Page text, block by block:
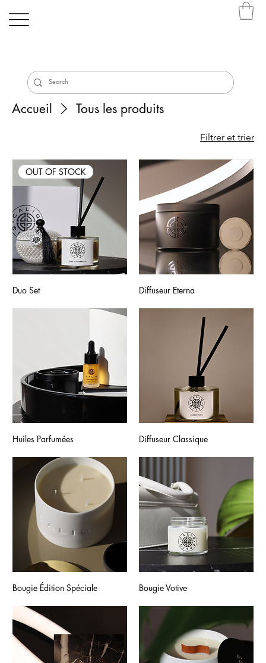
Accueil Tous les produits
Filtrer et trier
OUT OF STOCK
Duo Set Diffuseur Eterna
Huiles Parfumées Diffuseur Classique
Bougie Édition Spéciale Bougie Votive